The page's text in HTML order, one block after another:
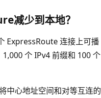
减少到本地？
ExpressRoute 连接上可播
个 IPv4 前缀和 100 个
中心地址空间和对等互连的